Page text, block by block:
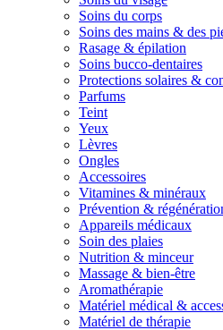
Soins du corps
Soins des mains & des
Rasage & épilation
Soins bucco-dentaires
Protections solaires &
Parfums
Teint
Yeux
Lèvres
Ongles
Accessoires
Vitamines & minéraux
Prévention &
Appareils médicaux
Soin des plaies
Nutrition & minceur
Massage & bien-être
Aromathérapie
Matériel médical &
Matériel de thérapie